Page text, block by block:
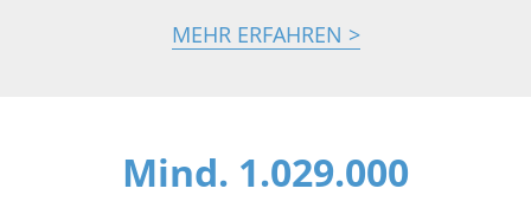
MEHR ERFAHREN
Mind. 1.029.000